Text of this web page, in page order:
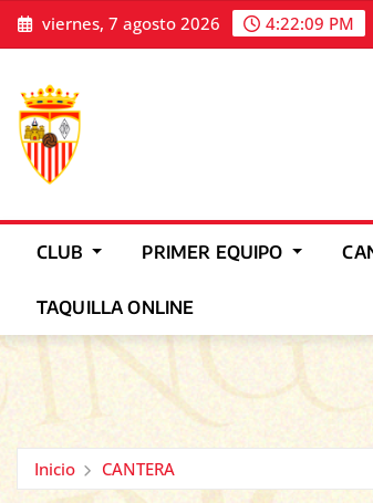
Saltar
al
viernes, 7 agosto 2026 4:22:10 PM
CLUB PRIMER EQUIPO
TAQUILLA ONLINE
Inicio CANTERA